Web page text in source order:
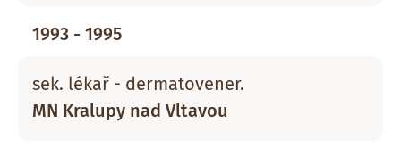
1993 - 1995
sek. lékař - dermatovener.
MN Kralupy nad Vltavou